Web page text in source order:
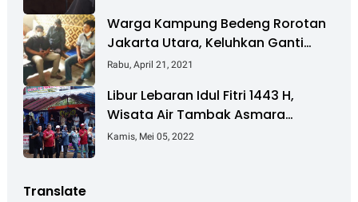
Warga Kampung Bedeng Rorotan
Jakarta Utara, Keluhkan Ganti
Rugi Pembebasan Lahan Tol
Rabu, April 21, 2021
Libur Lebaran Idul Fitri 1443 H,
Wisata Air Tambak Asmara
Kotabaru Dipadati Ribuan
Kamis, Mei 05, 2022
Translate